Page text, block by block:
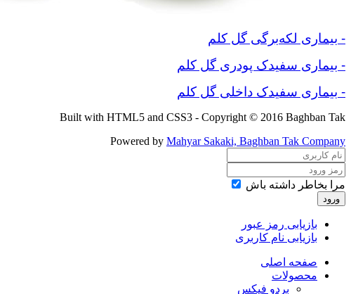
- بیماری لکه‌برگی گل‌ کلم
- بیماری سفیدک پودری گل کلم
- بیماری سفیدک داخلی گل کلم
Built with HTML5 and CSS3 - Copyright © 2016 Baghban Tak
Powered by Mahyar Sakaki, Baghban Tak Company
مرا بخاطر داشته باش
ورود
بازیابی رمز عبور
بازیابی نام کاربری
صفحه اصلی
محصولات
بردو فیکس